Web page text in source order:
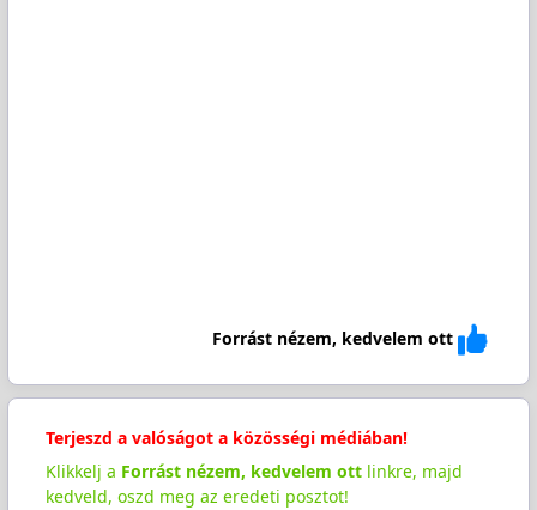
Forrást nézem, kedvelem ott
Terjeszd a valóságot a közösségi médiában!
Klikkelj a Forrást nézem, kedvelem ottlinkre, majd
kedveld, oszd meg az eredeti posztot!